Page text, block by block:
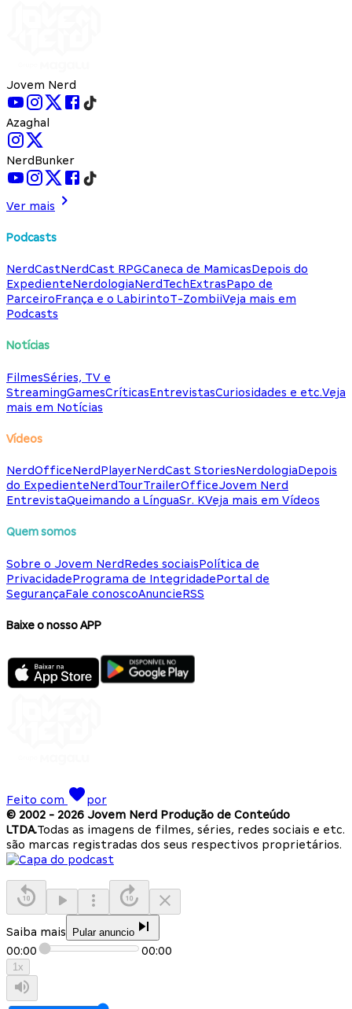
Jovem Nerd
Azaghal
NerdBunker
Ver mais
Podcasts
NerdCastNerdCast RPGCaneca de MamicasDepois do
ExpedienteNerdologiaNerdTechExtrasPapo de
ParceiroFrança e o LabirintoT-ZombiiVeja mais em
Podcasts
Notícias
FilmesSéries, TV e
StreamingGamesCríticasEntrevistasCuriosidades e etc.Veja
mais em Notícias
Vídeos
NerdOfficeNerdPlayerNerdCast StoriesNerdologiaDepois
do ExpedienteNerdTourTrailerOfficeJovem Nerd
EntrevistaQueimando a LínguaSr. KVeja mais em Vídeos
Quem somos
Sobre o Jovem NerdRedes sociaisPolítica de
PrivacidadePrograma de IntegridadePortal de
SegurançaFale conoscoAnuncieRSS
Baixe o nosso APP
Feito com
por
© 2002 - 2026 Jovem Nerd Produção de Conteúdo
LTDA.Todas as imagens de filmes, séries, redes sociais e etc.
são marcas registradas dos seus respectivos proprietários.
Saiba mais Pular anuncio
00:00 00:00
1x